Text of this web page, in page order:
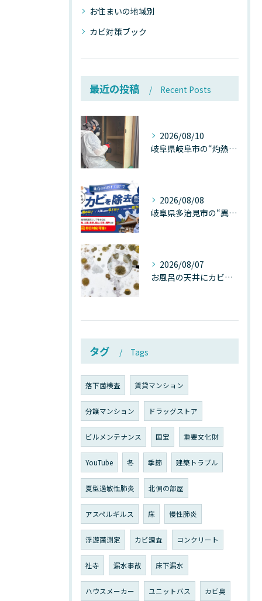
お住まいの地域別
カビ対策ブック
最近の投稿 Recent Posts
2026/08/10
岐阜県岐阜市の“灼熱気温”が建物内部を崩壊させる──深層カビが静かに家を蝕む温度差ショックの真実
2026/08/08
岐阜県多治見市の“異常な高温”が建物内部を破壊する──深層カビが急増する危険な温度差の正体
2026/08/07
お風呂の天井にカビが生えたら要注意！2026年8月の猛暑・高湿度で急増する浴室カビの原因と正しい対策
タグ Tags
落下菌検査 賃貸マンション
分譲マンション ドラッグストア
ビルメンテナンス 国宝 重要文化財
YouTube 冬 季節 建築トラブル
夏型過敏性肺炎 北側の部屋
アスペルギルス 床 慢性肺炎
浮遊菌測定 カビ調査 コンクリート
社寺 漏水事故 床下漏水
ハウスメーカー ユニットバス カビ臭